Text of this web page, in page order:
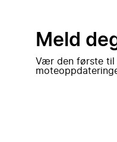
Meld
Vær den første til